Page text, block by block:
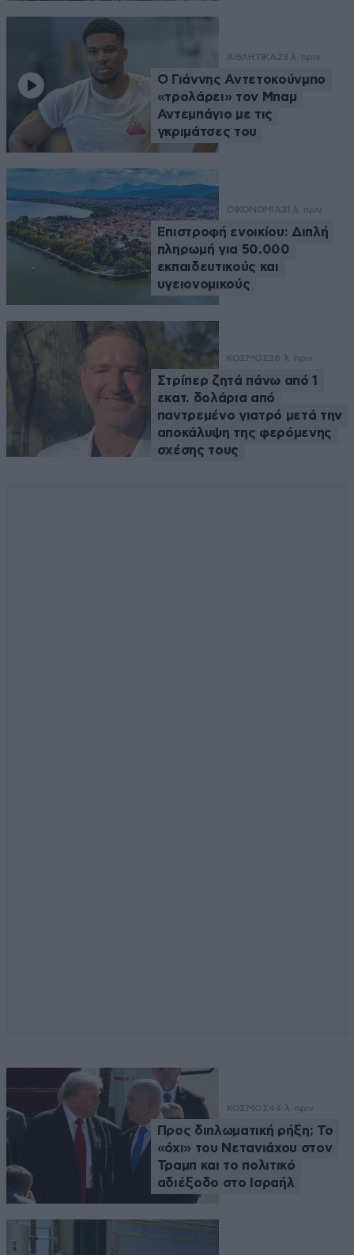
ΑΘΛΗΤΙΚΑ23 λ. πριν
Ο Γιάννης Αντετοκούνμπο
«τρολάρει» τον Μπαμ
Αντεμπάγιο με τις
γκριμάτσες του
ΟΙΚΟΝΟΜΙΑ31 λ. πριν
Επιστροφή ενοικίου: Διπλή
πληρωμή για 50.000
εκπαιδευτικούς και
υγειονομικούς
ΚΟΣΜΟΣ38 λ. πριν
Στρίπερ ζητά πάνω από 1
εκατ. δολάρια από
παντρεμένο γιατρό μετά την
αποκάλυψη της φερόμενης
σχέσης τους
ΚΟΣΜΟΣ44 λ. πριν
Προς διπλωματική ρήξη; Το
«όχι» του Νετανιάχου στον
Τραμπ και το πολιτικό
αδιέξοδο στο Ισραήλ